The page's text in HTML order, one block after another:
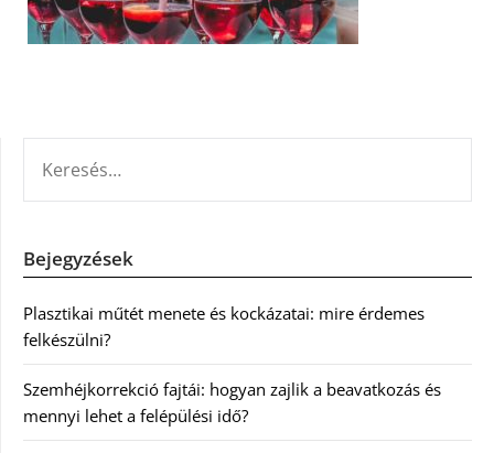
Bejegyzések
Plasztikai műtét menete és kockázatai: mire érdemes
felkészülni?
Szemhéjkorrekció fajtái: hogyan zajlik a beavatkozás és
mennyi lehet a felépülési idő?